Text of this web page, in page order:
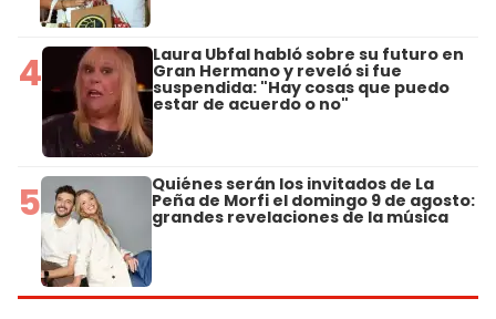
4 Laura Ubfal habló sobre su futuro en
Gran Hermano y reveló si fue
suspendida: "Hay cosas que puedo
estar de acuerdo o no"
5 Quiénes serán los invitados de La
Peña de Morfi el domingo 9 de agosto:
grandes revelaciones de la música